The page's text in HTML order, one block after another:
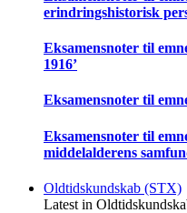
erindringshistorisk
Eksamensnoter til
1916’
Eksamensnoter til
Eksamensnoter til
middelalderens
Oldtidskundskab (STX)
Latest in